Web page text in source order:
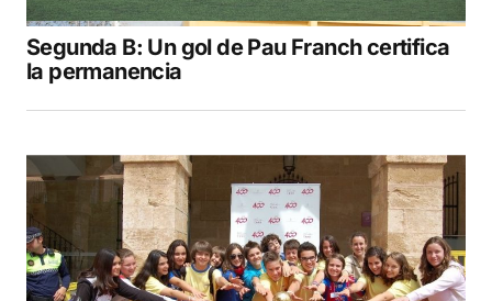
COMENTAR
Segunda B: Un gol de Pau Franch certifica
la permanencia